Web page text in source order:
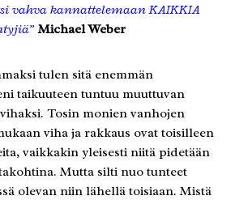
vahva kannattelemaan KAIKKIA
Michael Weber
tulen sitä enemmän
taikuuteen tuntuu muuttuvan
Tosin monien vanhojen
viha ja rakkaus ovat toisilleen
vaikkakin yleisesti niitä pidetään
Mutta silti nuo tunteet
olevan niin lähellä toisiaan. Mistä